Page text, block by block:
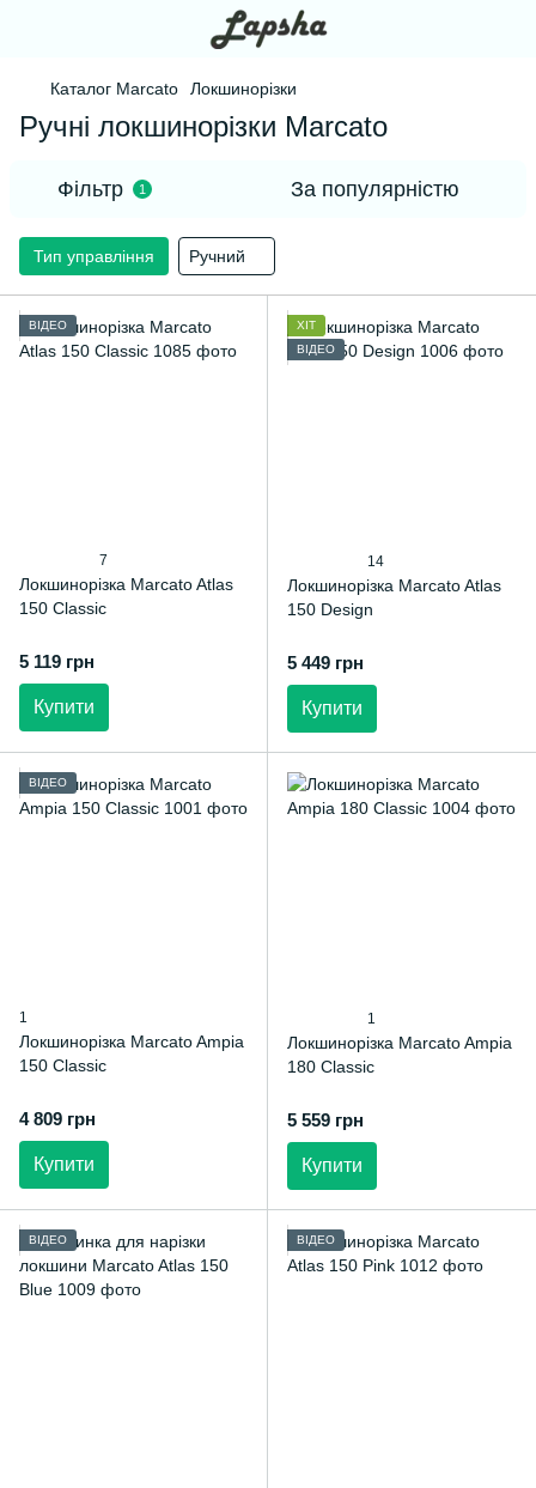
Каталог Marcato Локшинорізки
Ручні локшинорізки Marcato
Фільтр 1 За популярністю
Тип управління Ручний
ВІДЕО
7
Локшинорізка Marcato Atlas
150 Classic
5 119 грн
Купити
ХІТ
ВІДЕО
14
Локшинорізка Marcato Atlas
150 Design
5 449 грн
Купити
ВІДЕО
1
Локшинорізка Marcato Ampia
150 Classic
4 809 грн
Купити
1
Локшинорізка Marcato Ampia
180 Classic
5 559 грн
Купити
ВІДЕО ВІДЕО